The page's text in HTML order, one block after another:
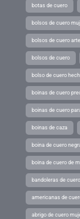
botas de cuero
bolsos de cuero
bolsos de cuero
bolsos de cuero
bolso de cuero
boinas de cuero
boinas de cuero
boinas de caza
boina de cuero
boina de cuero de
bandoleras de cuero
americanas de
abrigo de cuero